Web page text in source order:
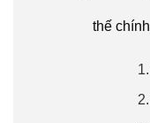
thế chính